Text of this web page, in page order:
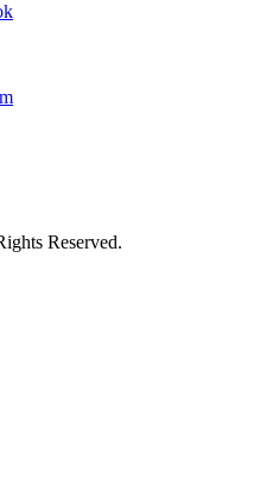
Reserved.